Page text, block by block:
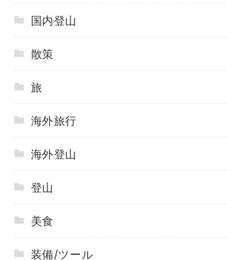
国内登山
散策
旅
海外旅行
海外登山
登山
美食
装備/ツール